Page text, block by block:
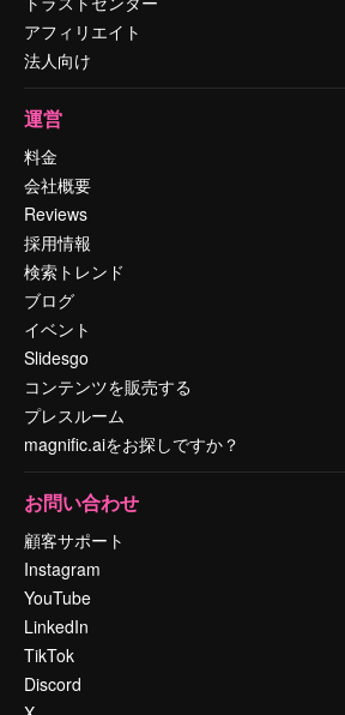
アフィリエイト
法人向け
運営
料金
会社概要
Reviews
採用情報
検索トレンド
ブログ
イベント
Slidesgo
コンテンツを販売する
プレスルーム
magnific.aiをお探しですか？
お問い合わせ
顧客サポート
Instagram
YouTube
LinkedIn
TikTok
Discord